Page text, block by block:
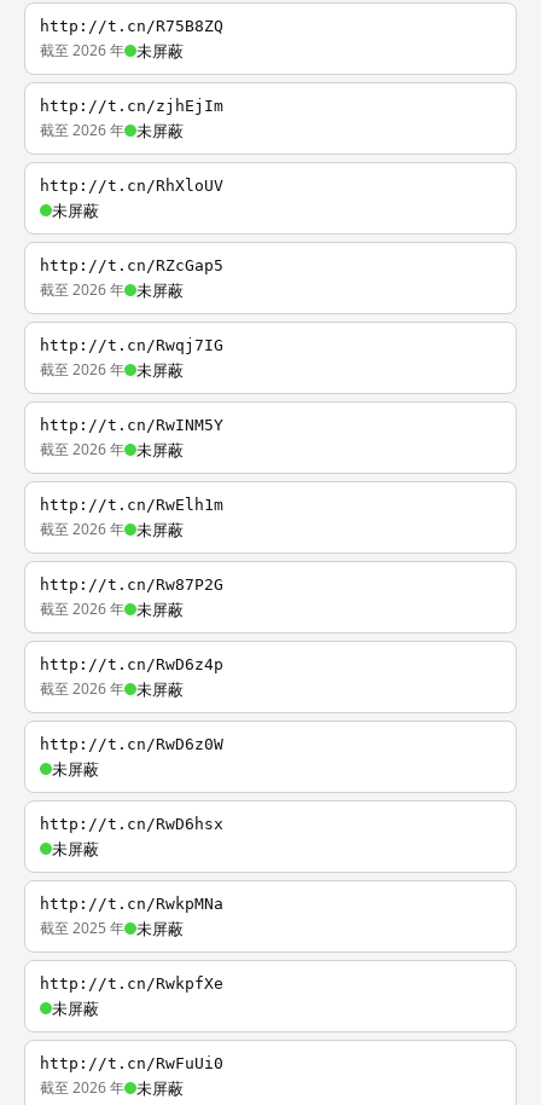
http://t.cn/R75B8ZQ
截至 2026 年 未屏蔽
http://t.cn/zjhEjIm
截至 2026 年 未屏蔽
http://t.cn/RhXloUV
未屏蔽
http://t.cn/RZcGap5
截至 2026 年 未屏蔽
http://t.cn/Rwqj7IG
截至 2026 年 未屏蔽
http://t.cn/RwINM5Y
截至 2026 年 未屏蔽
http://t.cn/RwElh1m
截至 2026 年 未屏蔽
http://t.cn/Rw87P2G
截至 2026 年 未屏蔽
http://t.cn/RwD6z4p
截至 2026 年 未屏蔽
http://t.cn/RwD6z0W
未屏蔽
http://t.cn/RwD6hsx
未屏蔽
http://t.cn/RwkpMNa
截至 2025 年 未屏蔽
http://t.cn/RwkpfXe
未屏蔽
http://t.cn/RwFuUi0
截至 2026 年 未屏蔽